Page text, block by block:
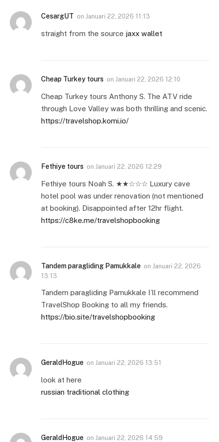
CesargUT on Januari 22, 2026 11:13
straight from the source jaxx wallet
Cheap Turkey tours on Januari 22, 2026 12:10
Cheap Turkey tours Anthony S. The ATV ride
through Love Valley was both thrilling and scenic.
https://travelshop.komi.io/
Fethiye tours on Januari 22, 2026 12:29
Fethiye tours Noah S. ★★☆☆☆ Luxury cave
hotel pool was under renovation (not mentioned
at booking). Disappointed after 12hr flight.
https://c8ke.me/travelshopbooking
Tandem paragliding Pamukkale on Januari 22, 2026
13:13
Tandem paragliding Pamukkale I’ll recommend
TravelShop Booking to all my friends.
https://bio.site/travelshopbooking
GeraldHogue on Januari 22, 2026 13:51
look at here
russian traditional clothing
GeraldHogue on Januari 22, 2026 14:59